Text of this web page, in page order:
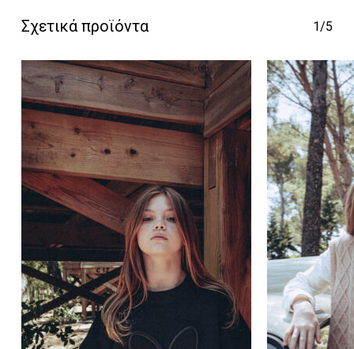
Κανένα προϊόν στο
καλάθι σας.
Go To Shop
Σχετικά προϊόντα 1/5